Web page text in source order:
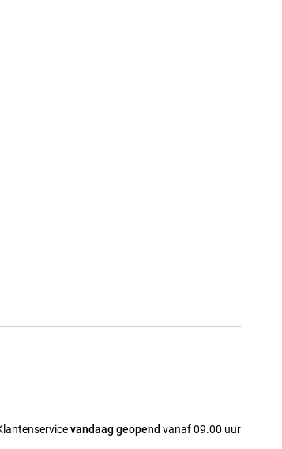
vandaag geopend vanaf 09.00 uur